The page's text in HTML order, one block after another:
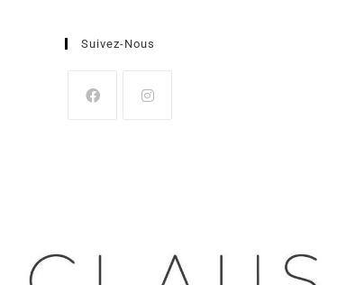
Suivez-Nous